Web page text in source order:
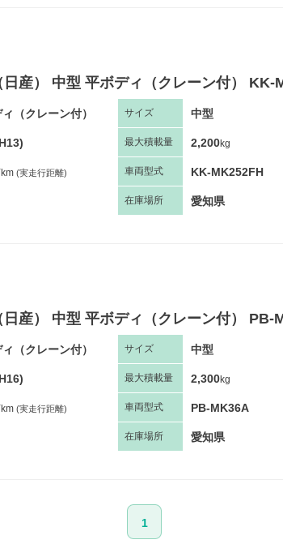
産） 中型 平ボディ（クレーン付） KK-
（クレーン付） サイズ 中型
最大積載量 2,200kg
(実走行距離) 車両型式 KK-MK252FH
在庫場所 愛知県
産） 中型 平ボディ（クレーン付） PB-
（クレーン付） サイズ 中型
最大積載量 2,300kg
(実走行距離) 車両型式 PB-MK36A
在庫場所 愛知県
1